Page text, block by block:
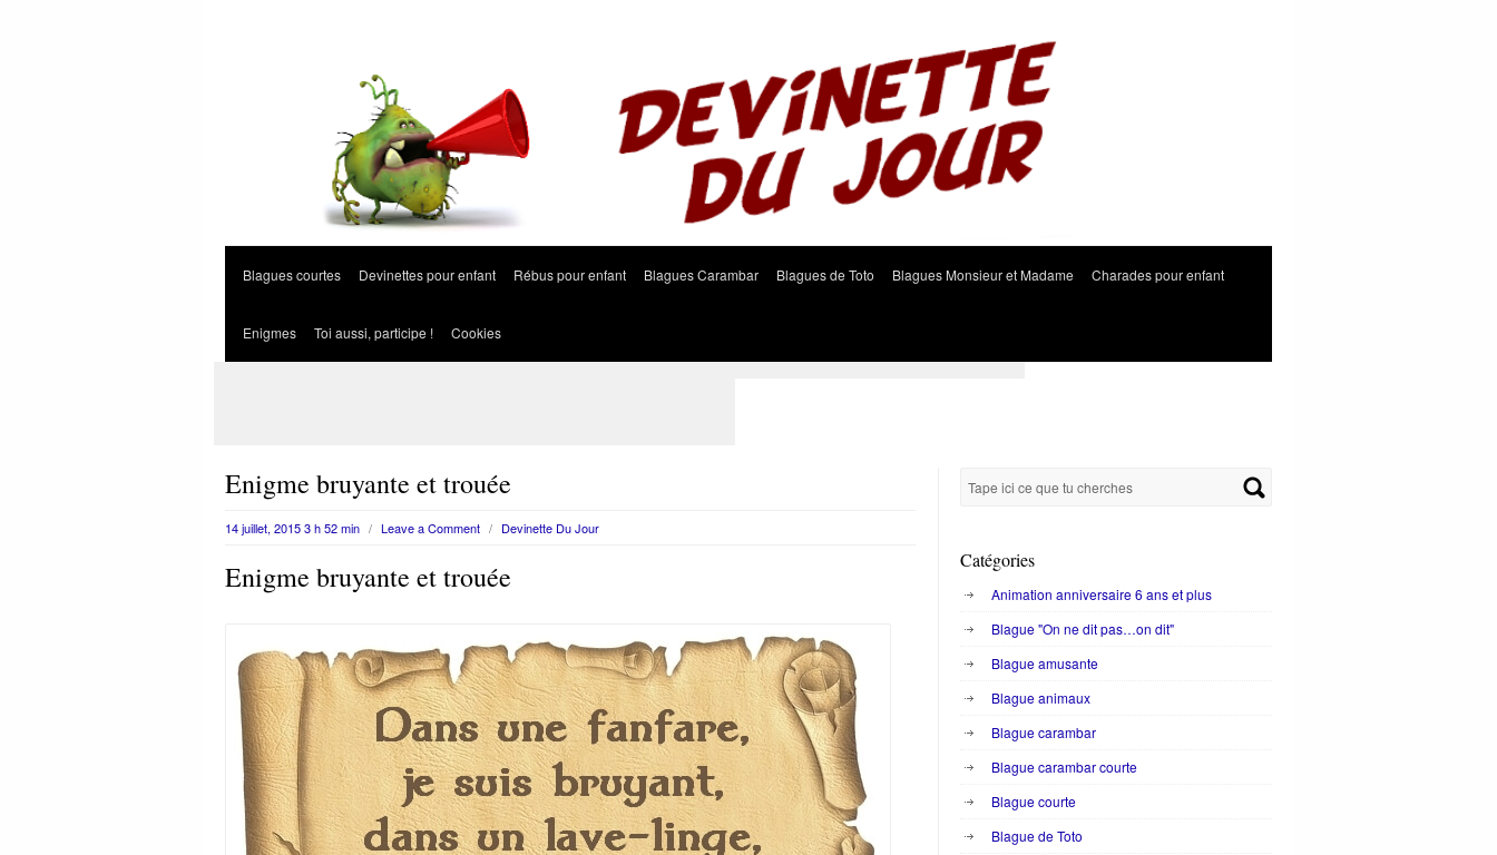
Blagues courtes Devinettes pour enfant Rébus pour enfant Blagues Carambar Blagues de Toto Blagues Monsieur et Madame Charades pour enfant
Enigmes Toi aussi, participe ! Cookies
Enigme bruyante et trouée
14 juillet, 2015 3 h 52 min / Leave a Comment / Devinette Du Jour
Enigme bruyante et trouée Catégories
Animation anniversaire 6 ans et plus
Blague "On ne dit pas…on dit"
Blague amusante
Blague animaux
Blague carambar
Blague carambar courte
Blague courte
Blague de Toto